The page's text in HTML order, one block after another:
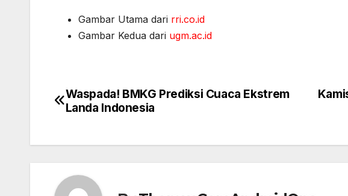
Gambar Utama dari rri.co.id
Gambar Kedua dari ugm.ac.id
Post
Waspada! BMKG Prediksi Cuaca Ekstrem
Landa Indonesia